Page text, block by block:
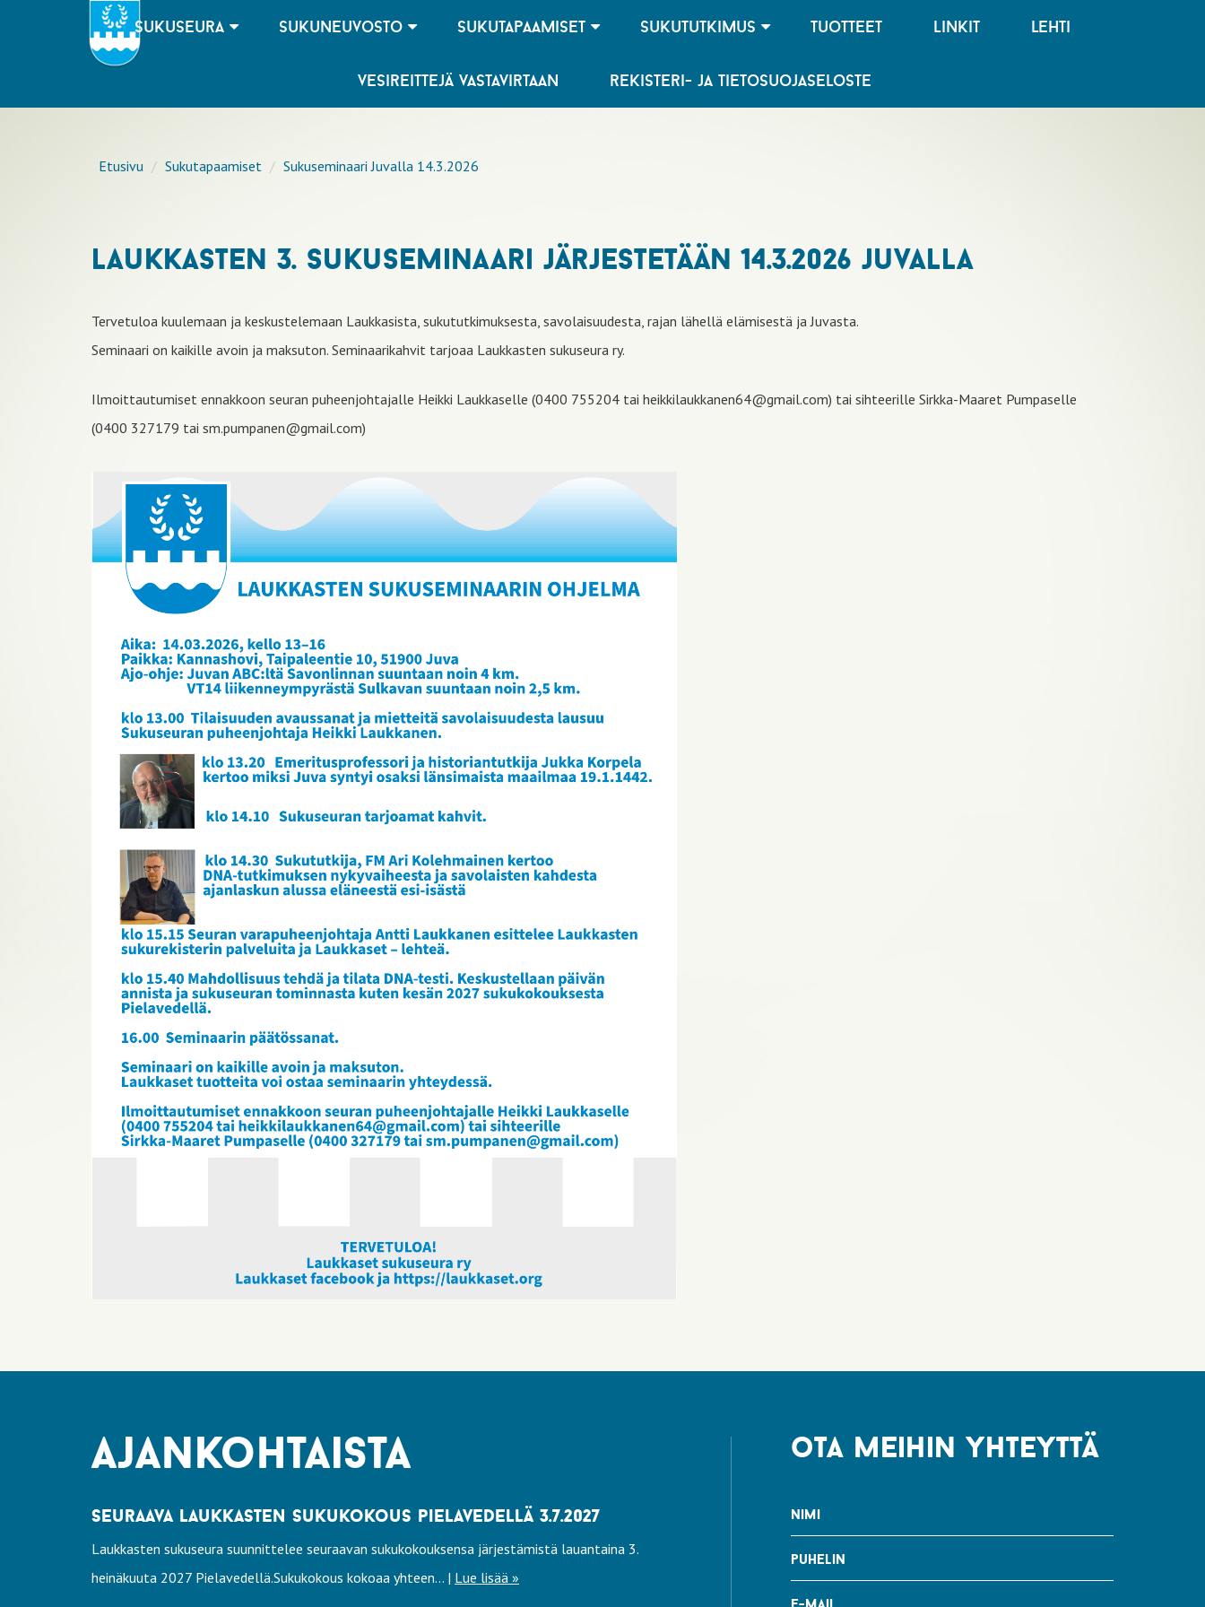
sukuseura sukuneuvosto sukutapaamiset sukututkimus tuotteet linkit lehti
vesireittejä vastavirtaan rekisteri- ja tietosuojaseloste
Etusivu Sukutapaamiset Sukuseminaari Juvalla 14.3.2026
laukkasten 3. sukuseminaari järjestetään 14.3.2026 juvalla
Tervetuloa kuulemaan ja keskustelemaan Laukkasista, sukututkimuksesta, savolaisuudesta, rajan lähellä elämisestä ja Juvasta.
Seminaari on kaikille avoin ja maksuton. Seminaarikahvit tarjoaa Laukkasten sukuseura ry.
Ilmoittautumiset ennakkoon seuran puheenjohtajalle Heikki Laukkaselle (0400 755204 tai heikkilaukkanen64@gmail.com) tai sihteerille Sirkka-Maaret Pumpaselle
(0400 327179 tai sm.pumpanen@gmail.com)
ajankohtaista
seuraava laukkasten sukukokous pielavedellä 3.7.2027
Laukkasten sukuseura suunnittelee seuraavan sukukokouksensa järjestämistä lauantaina 3.
heinäkuuta 2027 Pielavedellä.Sukukokous kokoaa yhteen... | Lue lisää »
ota meihin yhteyttä
nimi
puhelin